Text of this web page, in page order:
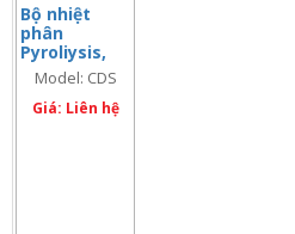
Bộ nhiệt
phân
Pyroliysis,
model: CDS
5200 HPR
Model: CDS
5200 HPR
Giá: Liên hệ